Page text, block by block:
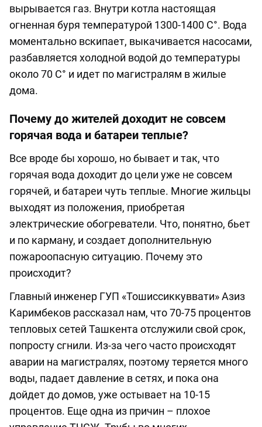
вырывается газ. Внутри котла настоящая
огненная буря температурой 1300-1400 C°. Вода
моментально вскипает, выкачивается насосами,
разбавляется холодной водой до температуры
около 70 C° и идет по магистралям в жилые
дома.
Почему до жителей доходит не совсем
горячая вода и батареи теплые?
Все вроде бы хорошо, но бывает и так, что
горячая вода доходит до цели уже не совсем
горячей, и батареи чуть теплые. Многие жильцы
выходят из положения, приобретая
электрические обогреватели. Что, понятно, бьет
и по карману, и создает дополнительную
пожароопасную ситуацию. Почему это
происходит?
Главный инженер ГУП «Toшиссиккуввати» Азиз
Каримбеков рассказал нам, что 70-75 процентов
тепловых сетей Ташкента отслужили свой срок,
попросту сгнили. Из-за чего часто происходят
аварии на магистралях, поэтому теряется много
воды, падает давление в сетях, и пока она
дойдет до домов, уже остывает на 10-15
процентов. Еще одна из причин – плохое